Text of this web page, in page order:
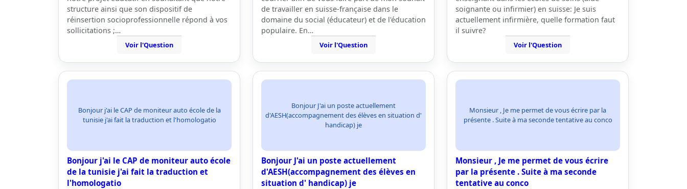
structure ainsi que son dispositif de
réinsertion socioprofessionnelle répond à vos
sollicitations ;…
Voir l'Question
de travailler en suisse-française dans le
domaine du social (éducateur) et de l'éducation
populaire. En…
Voir l'Question
soignante ou infirmier) en suisse: Je suis
actuellement infirmière, quelle formation faut
il suivre?
Voir l'Question
Bonjour j'ai le CAP de moniteur auto école de la
tunisie j'ai fait la traduction et l'homologatio
Bonjour j'ai le CAP de moniteur auto école
de la tunisie j'ai fait la traduction et
l'homologatio
Bonjour J'ai un poste actuellement
d'AESH(accompagnement des élèves en situation d'
handicap) je
Bonjour J'ai un poste actuellement
d'AESH(accompagnement des élèves en
situation d' handicap) je
Monsieur , Je me permet de vous écrire par la
présente . Suite à ma seconde tentative au conco
Monsieur , Je me permet de vous écrire
par la présente . Suite à ma seconde
tentative au conco